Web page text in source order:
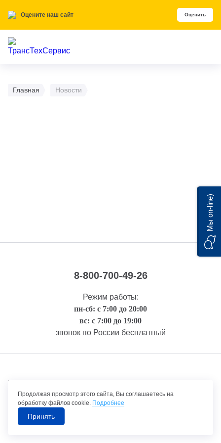
Главная Новости
8-800-700-49-26
Режим работы:
пн-сб: с 7:00 до 20:00
вс: с 7:00 до 19:00
звонок по России бесплатный
Правовая информация
©1992-2026 ТрансТехСервис – продажа и обслуживание автомобилей.
Оцените наш сайт Оценить
Продолжая просмотр этого сайта, Вы соглашаетесь на
обработку файлов cookie. Подробнее
Принять
Мы on-line)